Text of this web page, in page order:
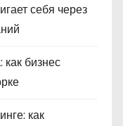
себя через
бизнес
как